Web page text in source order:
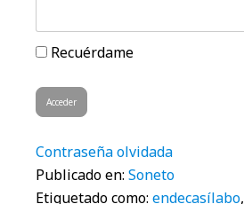
Recuérdame
Contraseña olvidada
Publicado en: Soneto
Etiquetado como: endecasílabo,